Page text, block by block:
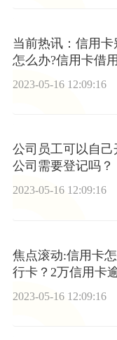
当前热讯：信用卡
怎么办?信用卡借
2023-05-16 12:09:16
公司员工可以自
公司需要登记吗？
2023-05-16 12:09:16
焦点滚动:信用卡
行卡？2万信用卡
2023-05-16 12:09:16